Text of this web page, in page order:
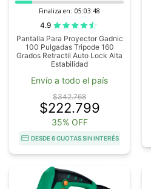
Finaliza en: 05:03:46
4.9
Pantalla Para Proyector Gadnic
100 Pulgadas Tripode 160
Grados Retractil Auto Lock Alta
Estabilidad
Envío a todo el país
$342.768
$222.799
35% OFF
DESDE 6 CUOTAS SIN INTERÉS